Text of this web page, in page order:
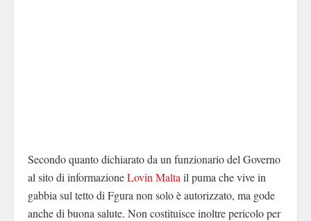
Secondo quanto dichiarato da un funzionario del Governo
al sito di informazioneLovin Malta il puma che vive in
gabbia sul tetto di Fgura non solo è autorizzato, ma gode
anche di buona salute. Non costituisce inoltre pericolo per